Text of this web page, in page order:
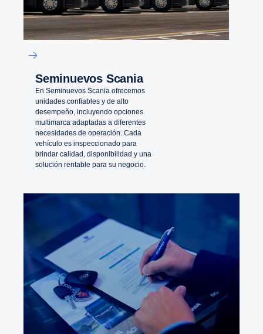
Seminuevos Scania
En Seminuevos Scania ofrecemos
unidades confiables y de alto
desempeño, incluyendo opciones
multimarca adaptadas a diferentes
necesidades de operación. Cada
vehículo es inspeccionado para
brindar calidad, disponibilidad y una
solución rentable para su negocio.